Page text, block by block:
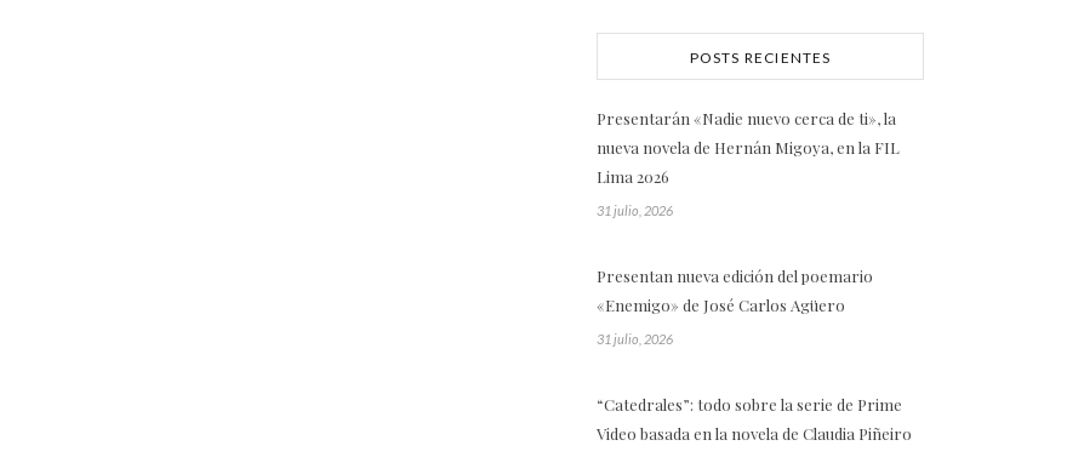
POSTS RECIENTES
Presentarán «Nadie nuevo cerca de ti», la
nueva novela de Hernán Migoya, en la FIL
Lima 2026
31 julio, 2026
Presentan nueva edición del poemario
«Enemigo» de José Carlos Agüero
31 julio, 2026
“Catedrales”: todo sobre la serie de Prime
Video basada en la novela de Claudia Piñeiro